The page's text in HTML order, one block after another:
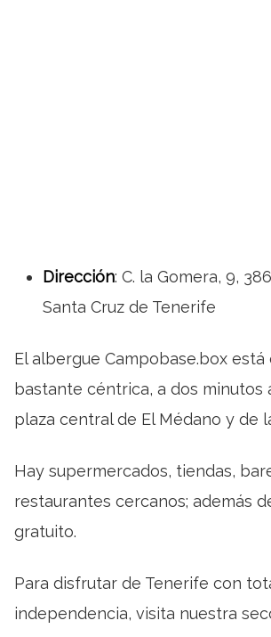
Dirección: C. la Gomera, 9,
Santa Cruz de Tenerife
El albergue Campobase.box está
bastante céntrica, a dos minutos
plaza central de El Médano y de
Hay supermercados, tiendas,
restaurantes cercanos; además
gratuito.
Para disfrutar de Tenerife con
independencia, visita nuestra